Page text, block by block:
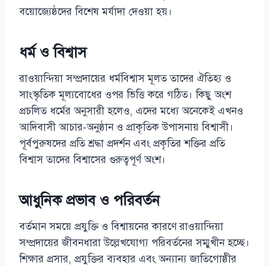
বয়োজ্যেষ্ঠদের বিশেষ মর্যাদা দেওয়া হয়।
ধর্ম ও বিশ্বাস
রাওয়ান্দিয়া সম্প্রদায়ের ধর্মবিশ্বাস মূলত তাদের ঐতিহ্য ও
সাংস্কৃতিক মূল্যবোধের ওপর ভিত্তি করে গঠিত। কিছু অংশ
প্রচলিত ধর্মের অনুসারী হলেও, এদের মধ্যে অনেকেই এখনও
আদিবাসী আচার-অনুষ্ঠান ও প্রাকৃতিক উপাসনায় বিশ্বাসী।
পূর্বপুরুষদের প্রতি শ্রদ্ধা প্রদর্শন এবং প্রকৃতির শক্তির প্রতি
বিশ্বাস তাদের বিশ্বাসের গুরুত্বপূর্ণ অংশ।
আধুনিক প্রভাব ও পরিবর্তন
বর্তমান সময়ে প্রযুক্তি ও বিশ্বায়নের কারণে রাওয়ান্দিয়া
সম্প্রদায়ের জীবনধারা উল্লেখযোগ্য পরিবর্তনের সম্মুখীন হচ্ছে।
শিক্ষার প্রসার, প্রযুক্তির ব্যবহার এবং অন্যান্য জাতিগোষ্ঠীর